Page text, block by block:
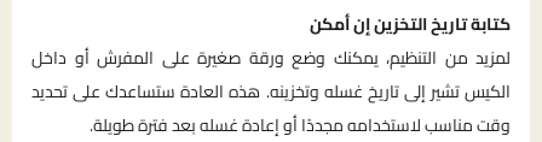
كتابة تاريخ التخزين إن أمكن
لمزيد من التنظيم، يمكنك وضع ورقة صغيرة على المفرش أو داخل
الكيس تشير إلى تاريخ غسله وتخزينه. هذه العادة ستساعدك على تحديد
وقت مناسب لاستخدامه مجددًا أو إعادة غسله بعد فترة طويلة.